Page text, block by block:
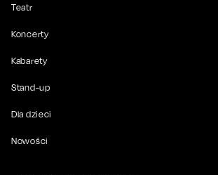
Teatr
Koncerty
Kabarety
Stand-up
Dla dzieci
Nowości